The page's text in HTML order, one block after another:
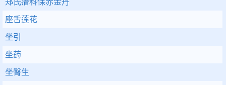
郑氏瘄科保赤金丹
座舌莲花
坐引
坐药
坐臀生